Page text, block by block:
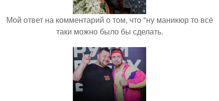
Мой ответ на комментарий о том, что "ну маникюр то всё
таки можно было бы сделать.